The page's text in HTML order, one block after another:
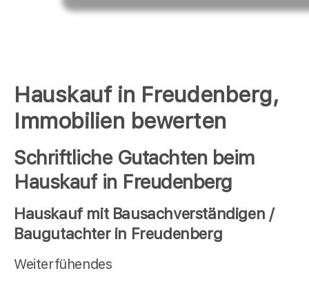
Hauskauf in Freudenberg,
Immobilien bewerten
Schriftliche Gutachten beim
Hauskauf in Freudenberg
Hauskauf mit Bausachverständigen /
Baugutachter in Freudenberg
Weiterfühendes